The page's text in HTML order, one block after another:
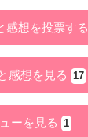
感想を投票する
感想を見る 17
ーを見る 1